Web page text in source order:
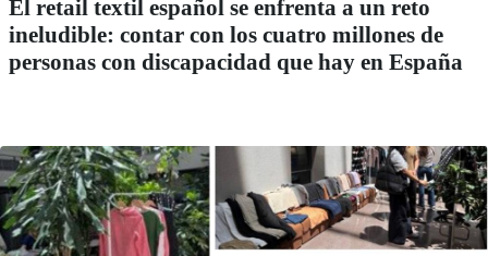
El retail textil español se enfrenta a un reto
ineludible: contar con los cuatro millones de
personas con discapacidad que hay en España